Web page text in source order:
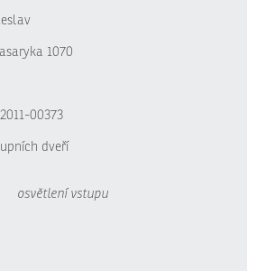
1070
00373
dveří